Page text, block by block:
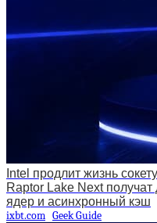
Intel продлит жизнь
Raptor Lake Next
ядер и асинхронный кэш
ixbt.com Geek Guide